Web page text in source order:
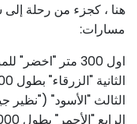
مسارات:
اول 300 متر "اخضر" للمبتدئين
الثانية "الزرقاء" بطول 1500 متر مع انحدار سلس
الثالث "الأسود" ("نظير جيز") بطول 1500